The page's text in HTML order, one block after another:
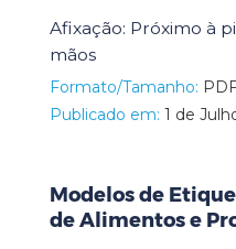
Afixação: Próximo à
mãos
Formato/Tamanho:
Publicado em: 1 de
Modelos de
de Alimentos e